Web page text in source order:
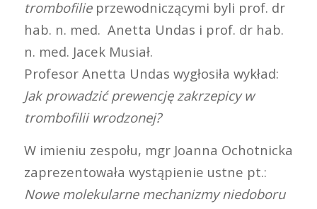
trombofilieprzewodniczącymi byli prof. dr
hab. n. med. Anetta Undas i prof. dr hab.
n. med. Jacek Musiał.
Profesor Anetta Undas wygłosiła wykład:
Jak prowadzić prewencję zakrzepicy w
trombofilii wrodzonej?
W imieniu zespołu, mgr Joanna Ochotnicka
zaprezentowała wystąpienie ustne pt.:
Nowe molekularne mechanizmy niedoboru